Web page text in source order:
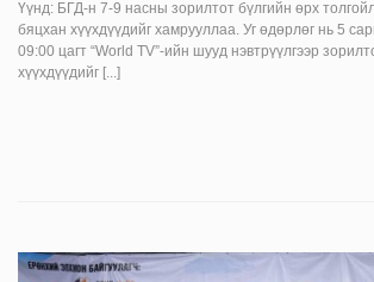
Үүнд: БГД-н 7-9 насны зорилтот бүлгийн өрх
бяцхан хүүхдүүдийг хамрууллаа. Уг өдөрлөг нь 5
09:00 цагт “World TV”-ийн шууд нэвтрүүлгээр
хүүхдүүдийг [...]